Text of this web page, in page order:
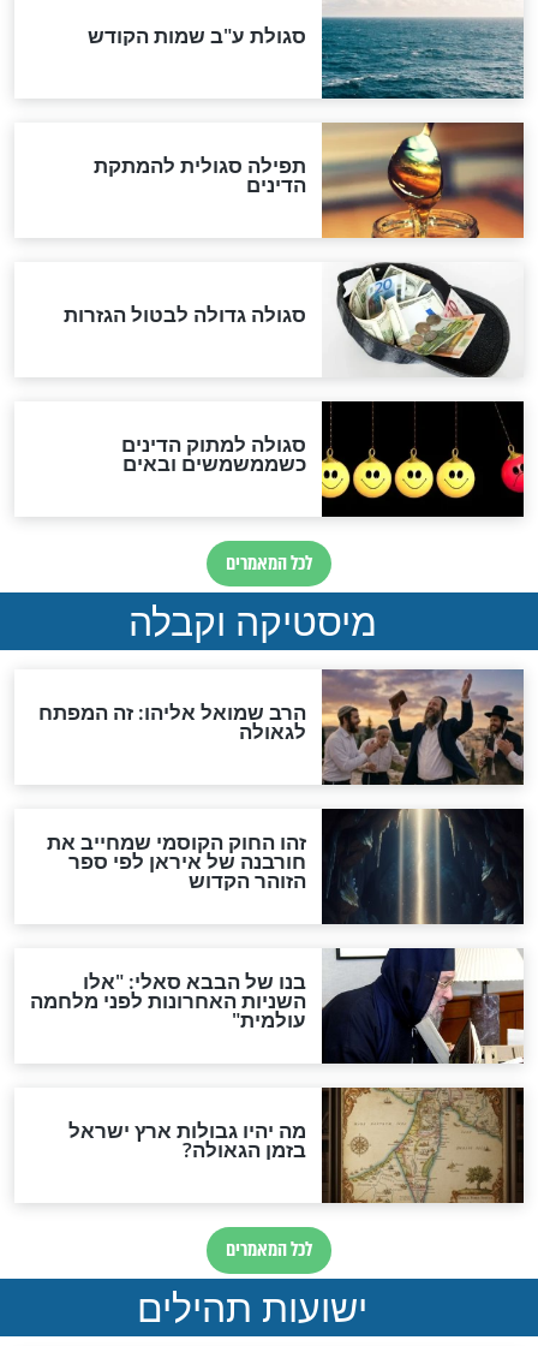
"מודה לקב"ה על כל השנים"
לכל המאמרים
אחרית הימים
האם אפשר לחשב את הקץ?
מה יהיה בימות המשיח?
"לפני הגאולה תהיה אפיקורסות
והכחשה גדולה מאוד של
האמונה"
האם לאחר בוא המשיח יהיה
אפשר לחזור בתשובה?
לכל המאמרים
להמתקת הדינים וביטול
גזרות